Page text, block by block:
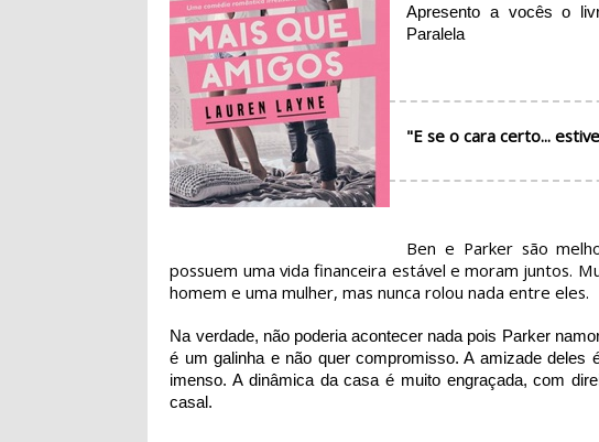
Apresento a vocês o
Paralela
"E se o cara certo...
Ben e Parker são
possuem uma vida financeira estável e moram juntos.
homem e uma mulher, mas nunca rolou nada entre eles.
Na verdade, não poderia acontecer nada pois Parker
é um galinha e não quer compromisso. A amizade deles
imenso. A dinâmica da casa é muito engraçada, com
casal.